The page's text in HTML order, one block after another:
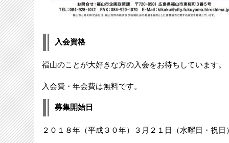
入会資格
福山のことが大好きな方の入会をお待ちしています。
入会費・年会費は無料です。
募集開始日
２０１８年（平成３０年）３月２１日（水曜日・祝日